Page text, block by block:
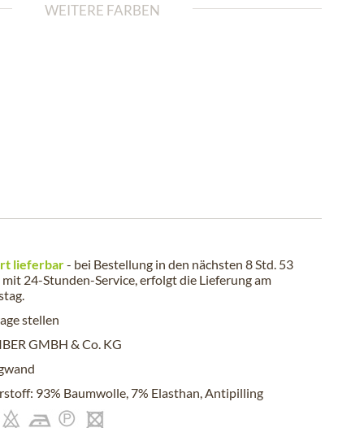
WEITERE FARBEN
lieferbar- bei Bestellung in den nächsten 8 Std. 53
mit 24-Stunden-Service, erfolgt die Lieferung am
.
stellen
GMBH & Co. KG
93% Baumwolle, 7% Elasthan, Antipilling